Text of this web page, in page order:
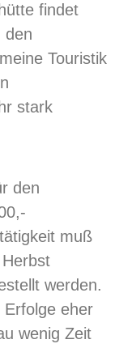
findet
den
Touristik
stark
den
muß
werden.
Erfolge eher
wenig Zeit